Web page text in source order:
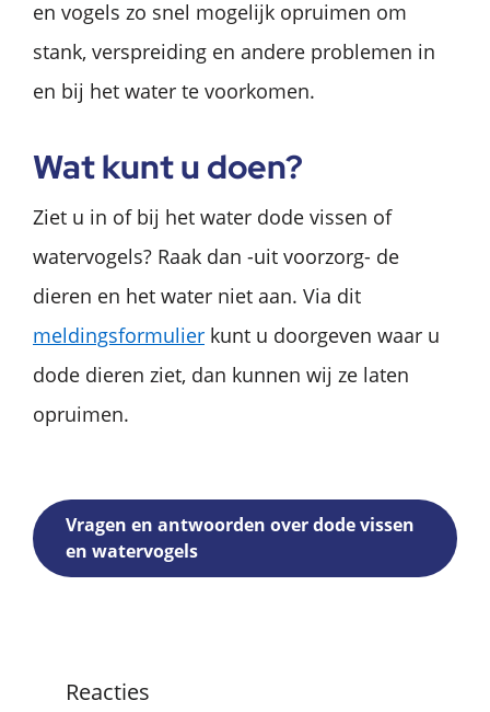
en vogels zo snel mogelijk opruimen om
stank, verspreiding en andere problemen in
en bij het water te voorkomen.
Wat kunt u doen?
Ziet u in of bij het water dode vissen of
watervogels? Raak dan -uit voorzorg- de
dieren en het water niet aan. Via dit
meldingsformulier kunt u doorgeven waar u
dode dieren ziet, dan kunnen wij ze laten
opruimen.
Vragen en antwoorden over dode vissen
en watervogels
Reacties